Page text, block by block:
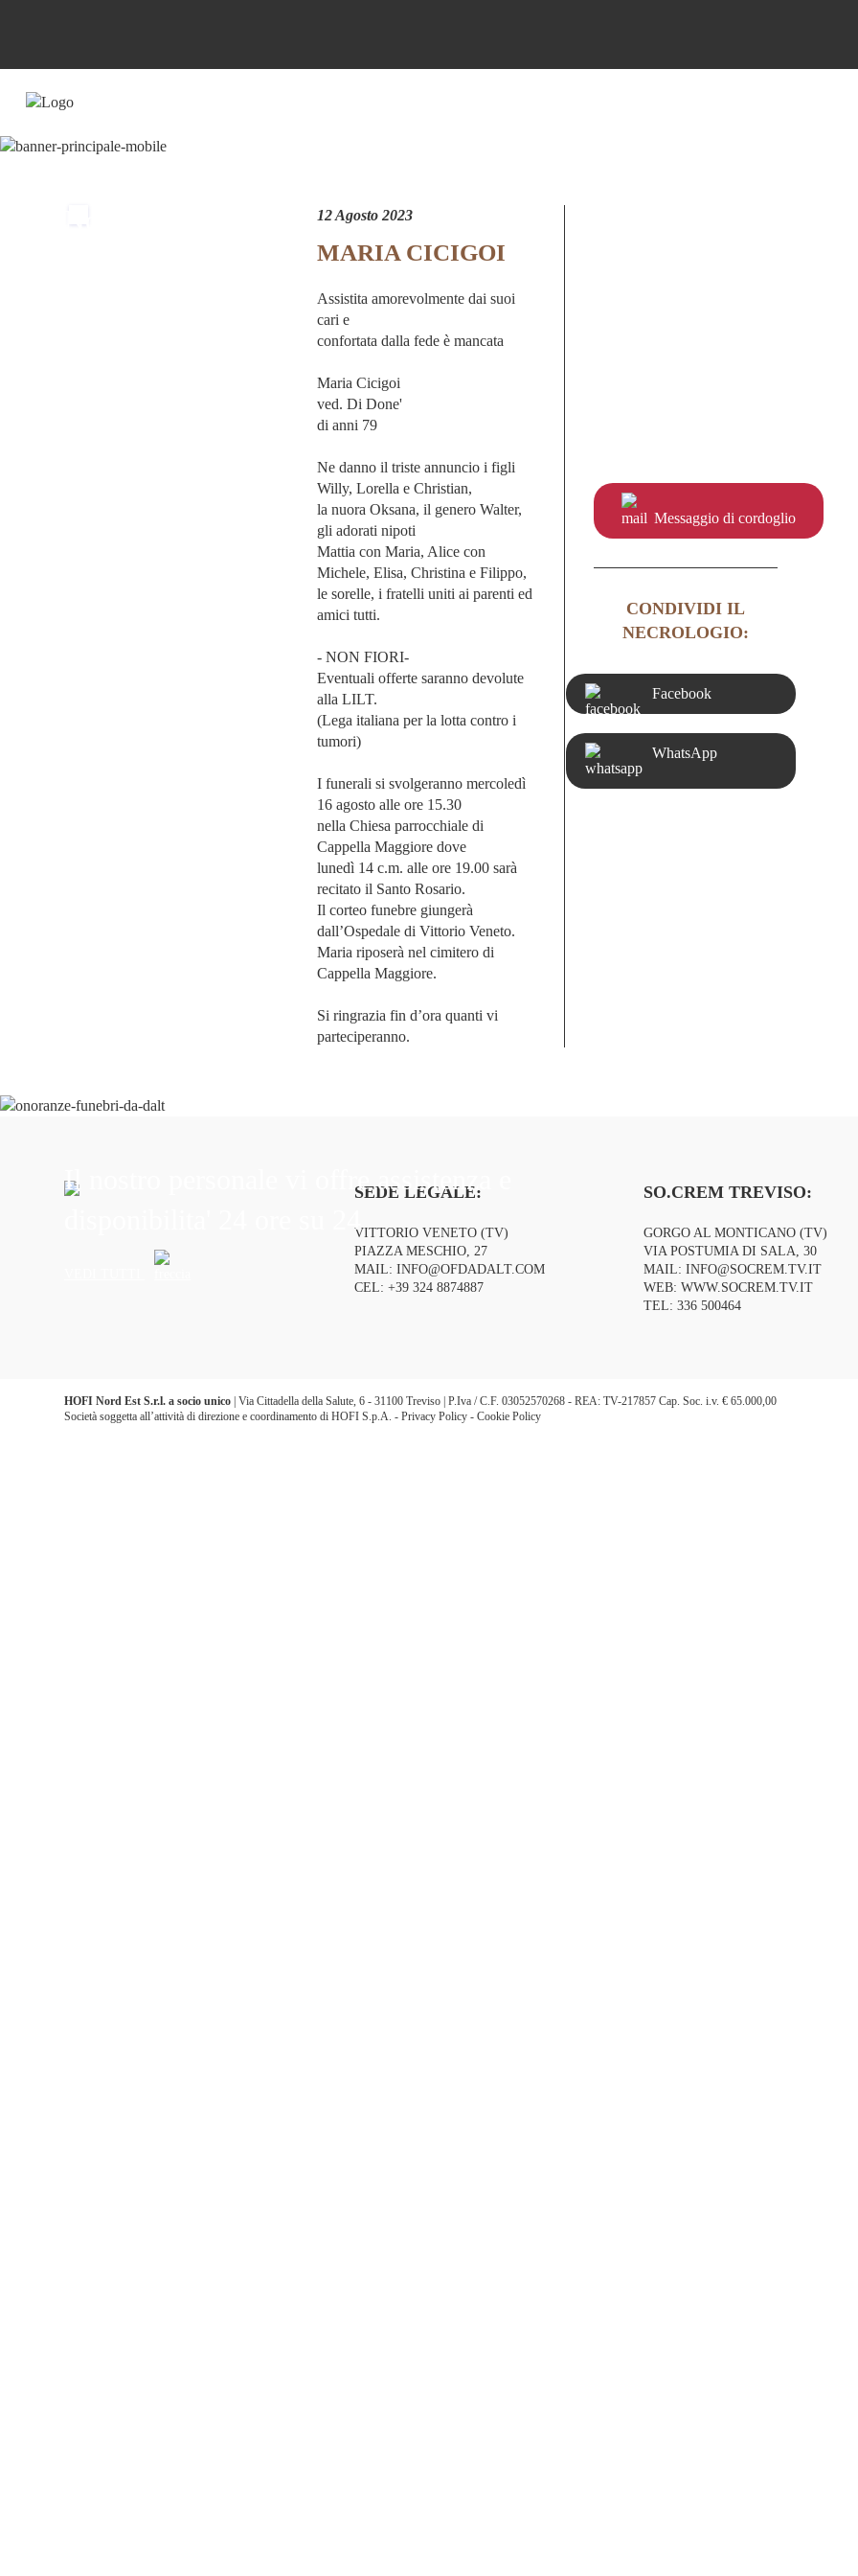
12 Agosto 2023
MARIA CICIGOI
Assistita amorevolmente dai suoi
cari e
confortata dalla fede è mancata
Maria Cicigoi
ved. Di Done'
di anni 79
Ne danno il triste annuncio i figli
Willy, Lorella e Christian,
la nuora Oksana, il genero Walter,
gli adorati nipoti
Mattia con Maria, Alice con
Michele, Elisa, Christina e Filippo,
le sorelle, i fratelli uniti ai parenti ed
amici tutti.
- NON FIORI-
Eventuali offerte saranno devolute
alla LILT.
(Lega italiana per la lotta contro i
tumori)
I funerali si svolgeranno mercoledì
16 agosto alle ore 15.30
nella Chiesa parrocchiale di
Cappella Maggiore dove
lunedì 14 c.m. alle ore 19.00 sarà
recitato il Santo Rosario.
Il corteo funebre giungerà
dall’Ospedale di Vittorio Veneto.
Maria riposerà nel cimitero di
Cappella Maggiore.
Si ringrazia fin d’ora quanti vi
parteciperanno.
Messaggio di cordoglio
CONDIVIDI IL
NECROLOGIO:
Facebook
WhatsApp
Il nostro personale vi offre assistenza e
disponibilita' 24 ore su 24
SEDE LEGALE:
VITTORIO VENETO (TV)
PIAZZA MESCHIO, 27
MAIL: INFO@OFDADALT.COM
CEL: +39 324 8874887
SO.CREM TREVISO:
GORGO AL MONTICANO (TV)
VIA POSTUMIA DI SALA, 30
MAIL: INFO@SOCREM.TV.IT
WEB: WWW.SOCREM.TV.IT
TEL: 336 500464
HOFI Nord Est S.r.l. a socio unico | Via Cittadella della Salute, 6 - 31100 Treviso | P.Iva / C.F. 03052570268 - REA: TV-217857 Cap. Soc. i.v. € 65.000,00
Società soggetta all’attività di direzione e coordinamento di HOFI S.p.A. -Privacy Policy -Cookie Policy